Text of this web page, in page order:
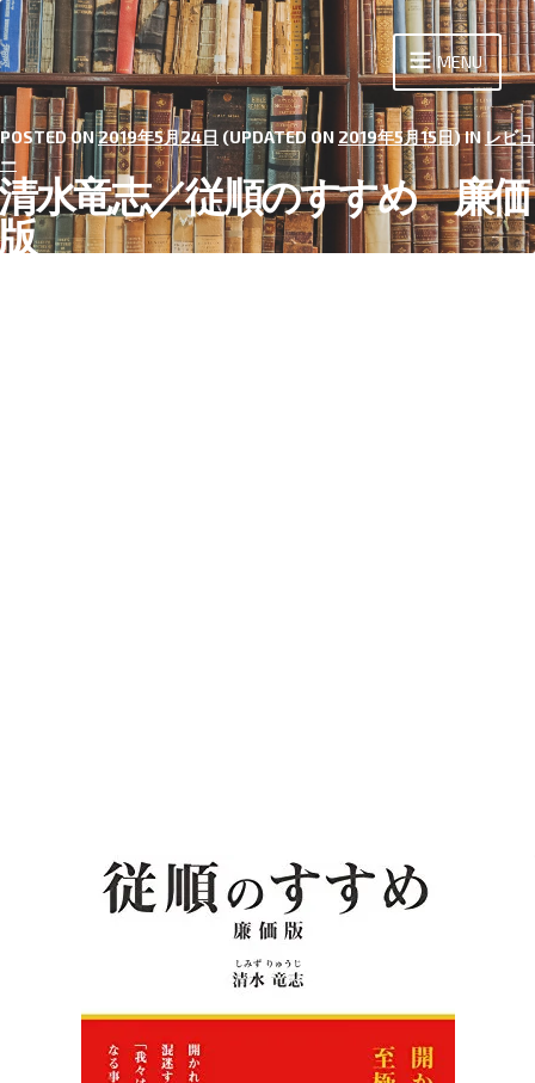
Skip
to
content
水竜志／従順のすすめ 廉価
POSTED ON2019年5月24日 (UPDATED ON 2019年5月15日) IN レビュ
ー
MENU